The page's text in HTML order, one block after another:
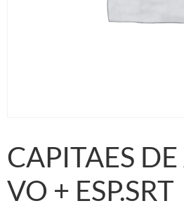
CAPITAES
VO + ESP.SRT